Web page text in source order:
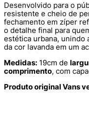
Desenvolvido para o
resistente e cheio de
fechamento em zíper
o detalhe final para
estética urbana, unindo
da cor lavanda em um
Medidas: 19cm de
comprimento, com
Produto original Vans